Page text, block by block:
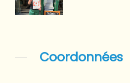
Coordonnées